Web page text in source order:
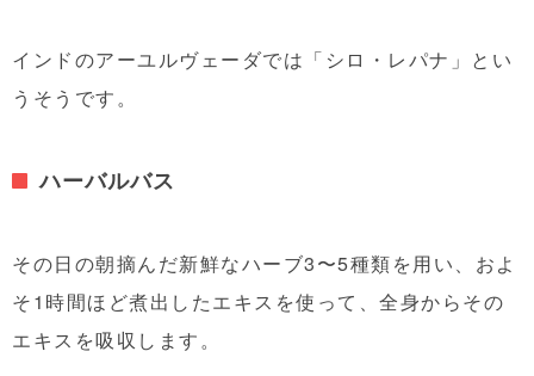
インドのアーユルヴェーダでは「シロ・レパナ」とい
うそうです。
ハーバルバス
その日の朝摘んだ新鮮なハーブ3〜5種類を用い、およ
そ1時間ほど煮出したエキスを使って、全身からその
エキスを吸収します。